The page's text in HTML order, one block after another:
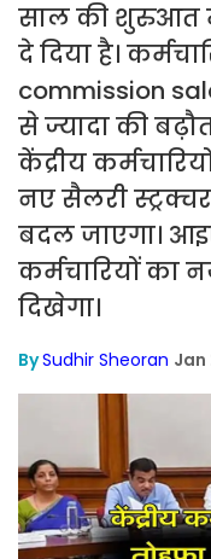
साल की शुरुआत
दे दिया है।
commission
से ज्यादा की
केंद्रीय
नए सैलरी
बदल जाएगा।
कर्मचारियों का
दिखेगा।
BySudhir Sheoran Jan